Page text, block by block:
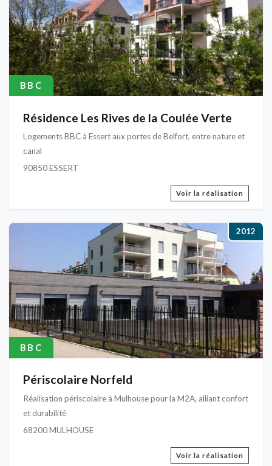
BBC
Résidence Les Rives de la Coulée Verte
Logements BBC à Essert aux portes de Belfort, entre nature et
canal
90850 ESSERT
Voir la réalisation
2012
BBC
Périscolaire Norfeld
Réalisation périscolaire à Mulhouse pour la M2A, alliant confort
et durabilité
68200 MULHOUSE
Voir la réalisation